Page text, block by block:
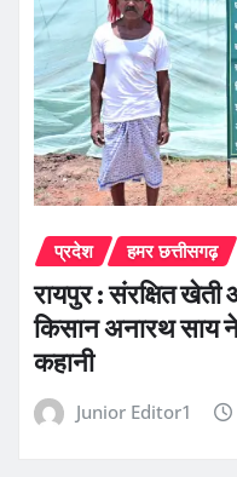
प्रदेश हमर छत्तीसगढ़
रायपुर : संरक्षित
किसान अनारथ साय
कहानी
Junior Editor1